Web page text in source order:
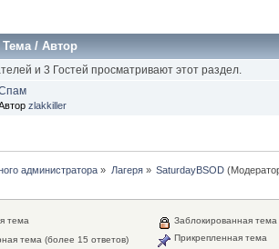
Тема/Автор
и 3 Гостей просматривают этот раздел.
zlakkiller
администратора » Лагеря» SaturdayBSOD
тема
тема (более 15 ответов)
Заблокированная тема
Прикрепленная тема